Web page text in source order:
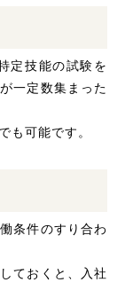
定技能の試験を
一定数集まった
も可能です。
条件のすり合わ
ておくと、入社